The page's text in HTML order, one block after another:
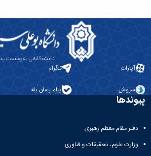
آپارات تلگرام
سروش پیام رسان بله
پیوندها
دفتر مقام معظم رهبری
وزارت علوم، تحقیقات و فناوری